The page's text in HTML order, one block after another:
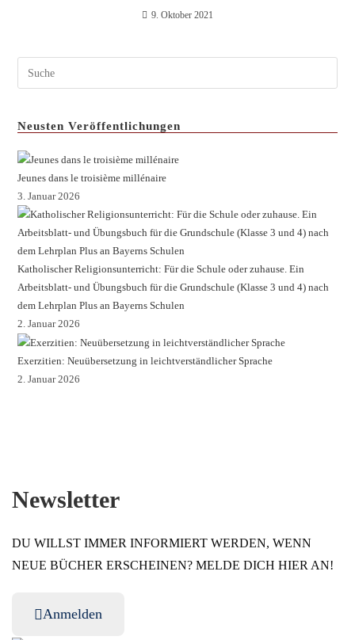
9. Oktober 2021
Neusten Veröffentlichungen
Jeunes dans le troisième millénaire
3. Januar 2026
Katholischer Religionsunterricht: Für die Schule oder zuhause. Ein
Arbeitsblatt- und Übungsbuch für die Grundschule (Klasse 3 und 4) nach
dem Lehrplan Plus an Bayerns Schulen
2. Januar 2026
Exerzitien: Neuübersetzung in leichtverständlicher Sprache
2. Januar 2026
Newsletter
DU WILLST IMMER INFORMIERT WERDEN, WENN
NEUE BÜCHER ERSCHEINEN? MELDE DICH HIER AN!
Anmelden